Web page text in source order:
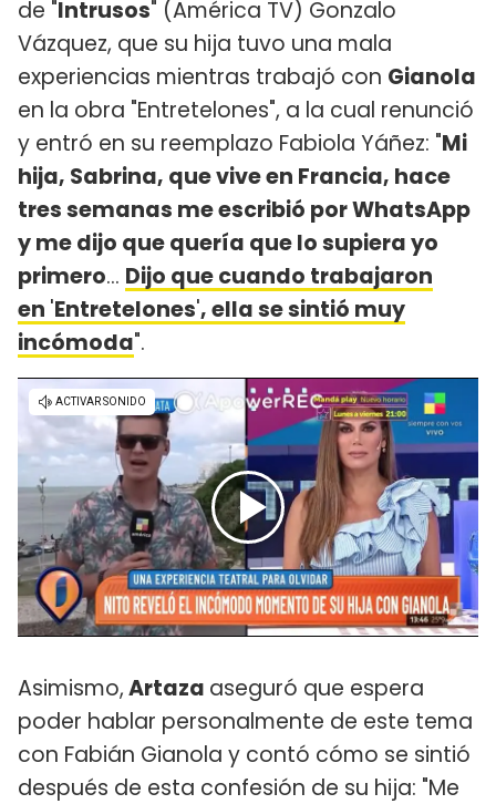
de "Intrusos" (América TV) Gonzalo
Vázquez, que su hija tuvo una mala
experiencias mientras trabajó con Gianola
en la obra "Entretelones", a la cual renunció
y entró en su reemplazo Fabiola Yáñez: "Mi
hija, Sabrina, que vive en Francia, hace
tres semanas me escribió por WhatsApp
y me dijo que quería que lo supiera yo
primero... Dijo que cuando trabajaron
en 'Entretelones', ella se sintió muy
incómoda".
Asimismo,Artaza aseguró que espera
poder hablar personalmente de este tema
con Fabián Gianola y contó cómo se sintió
después de esta confesión de su hija: "Me